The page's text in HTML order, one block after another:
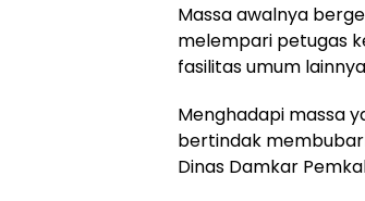
Massa awalnya
melempari petugas
fasilitas umum
Menghadapi massa
bertindak
Dinas Damkar